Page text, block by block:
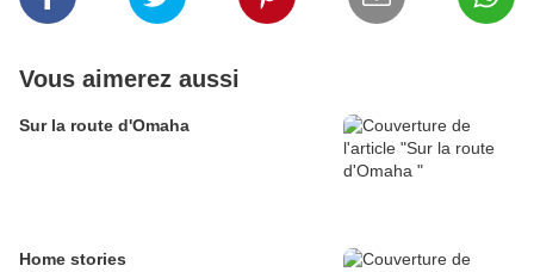
Vous aimerez aussi
Sur la route d'Omaha
Home stories